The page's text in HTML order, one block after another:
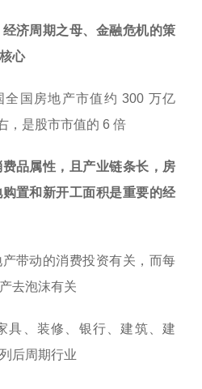
济周期之母、金融危机的策
心
全国房地产市值约 300 万亿
，是股市市值的 6 倍
品属性，且产业链条长，房
置和新开工面积是重要的经
带动的消费投资有关，而每
去泡沫有关
具、装修、银行、建筑、建
后周期行业